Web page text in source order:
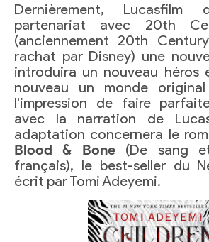
Dernièrement, Lucasfilm
partenariat avec 20th
(anciennement 20th
rachat par Disney) une
introduira un nouveau héros
nouveau un monde
l'impression de faire
avec la narration de
adaptation concernera le
Blood & Bone(De sang
français), le best-seller du
écrit par Tomi Adeyemi.